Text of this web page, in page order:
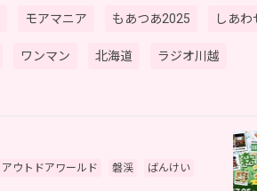
モアマニア もあつあ2025 しあわ
ワンマン 北海道 ラジオ川越
アウトドアワールド 磐渓
ばんけい